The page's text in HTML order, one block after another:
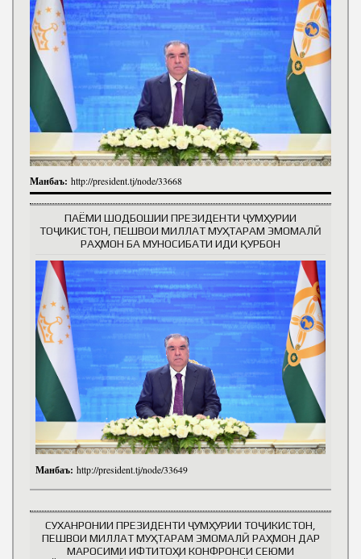
Манбаъ: http://president.tj/node/33668
ПАЁМИ ШОДБОШИИ ПРЕЗИДЕНТИ ҶУМҲУРИИ
ТОҶИКИСТОН, ПЕШВОИ МИЛЛАТ МУҲТАРАМ ЭМОМАЛӢ
РАҲМОН БА МУНОСИБАТИ ИДИ ҚУРБОН
Манбаъ: http://president.tj/node/33649
СУХАНРОНИИ ПРЕЗИДЕНТИ ҶУМҲУРИИ ТОҶИКИСТОН,
ПЕШВОИ МИЛЛАТ МУҲТАРАМ ЭМОМАЛӢ РАҲМОН ДАР
МАРОСИМИ ИФТИТОҲИ КОНФРОНСИ СЕЮМИ